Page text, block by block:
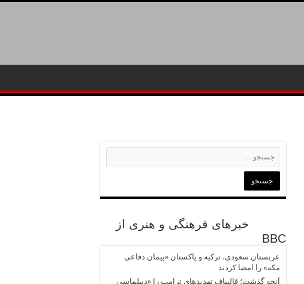
خبرهای فرهنگی و هنری از
BBC
عربستان سعودی، ترکیه و پاکستان «پیمان دفاعی
مکه» را امضا کردند
آنچه گذشت؛ قالیباف تهدیدهای ترامپ را «دیپلماسی